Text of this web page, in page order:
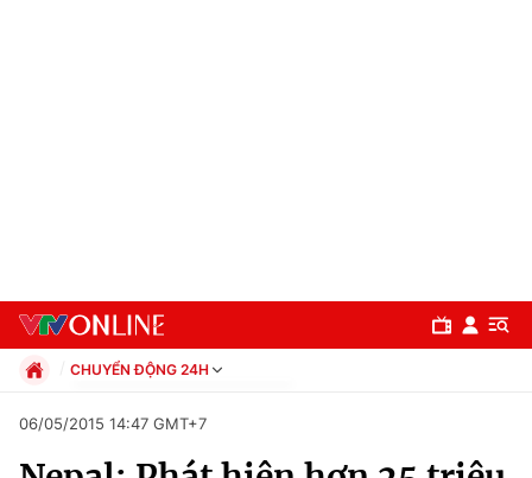
CHUYỂN ĐỘNG 24H
Xã hội
Pháp luật
06/05/2015 14:47 GMT+7